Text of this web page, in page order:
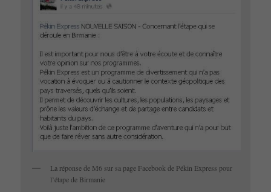
La réponse de M6 sur sa page Facebook de Pékin Express pour
l’étape de Birmanie